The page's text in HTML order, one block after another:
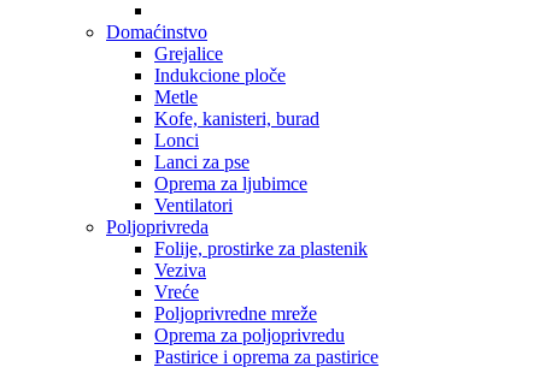
Domaćinstvo
Grejalice
Indukcione ploče
Metle
Kofe, kanisteri, burad
Lonci
Lanci za pse
Oprema za ljubimce
Ventilatori
Poljoprivreda
Folije, prostirke za plastenik
Veziva
Vreće
Poljoprivredne mreže
Oprema za poljoprivredu
Pastirice i oprema za pastirice